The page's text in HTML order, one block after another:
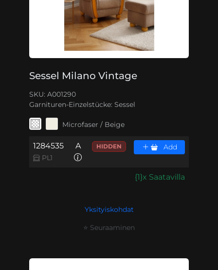
Sessel Milano Vintage
SKU: A001290
Garnituren-Einzelstücke: Sessel
Microfaser / Beige
1284535
PL1
A HIDDEN Add
{1}x Saatavilla
Yksityiskohdat
⭐ Seuraaminen